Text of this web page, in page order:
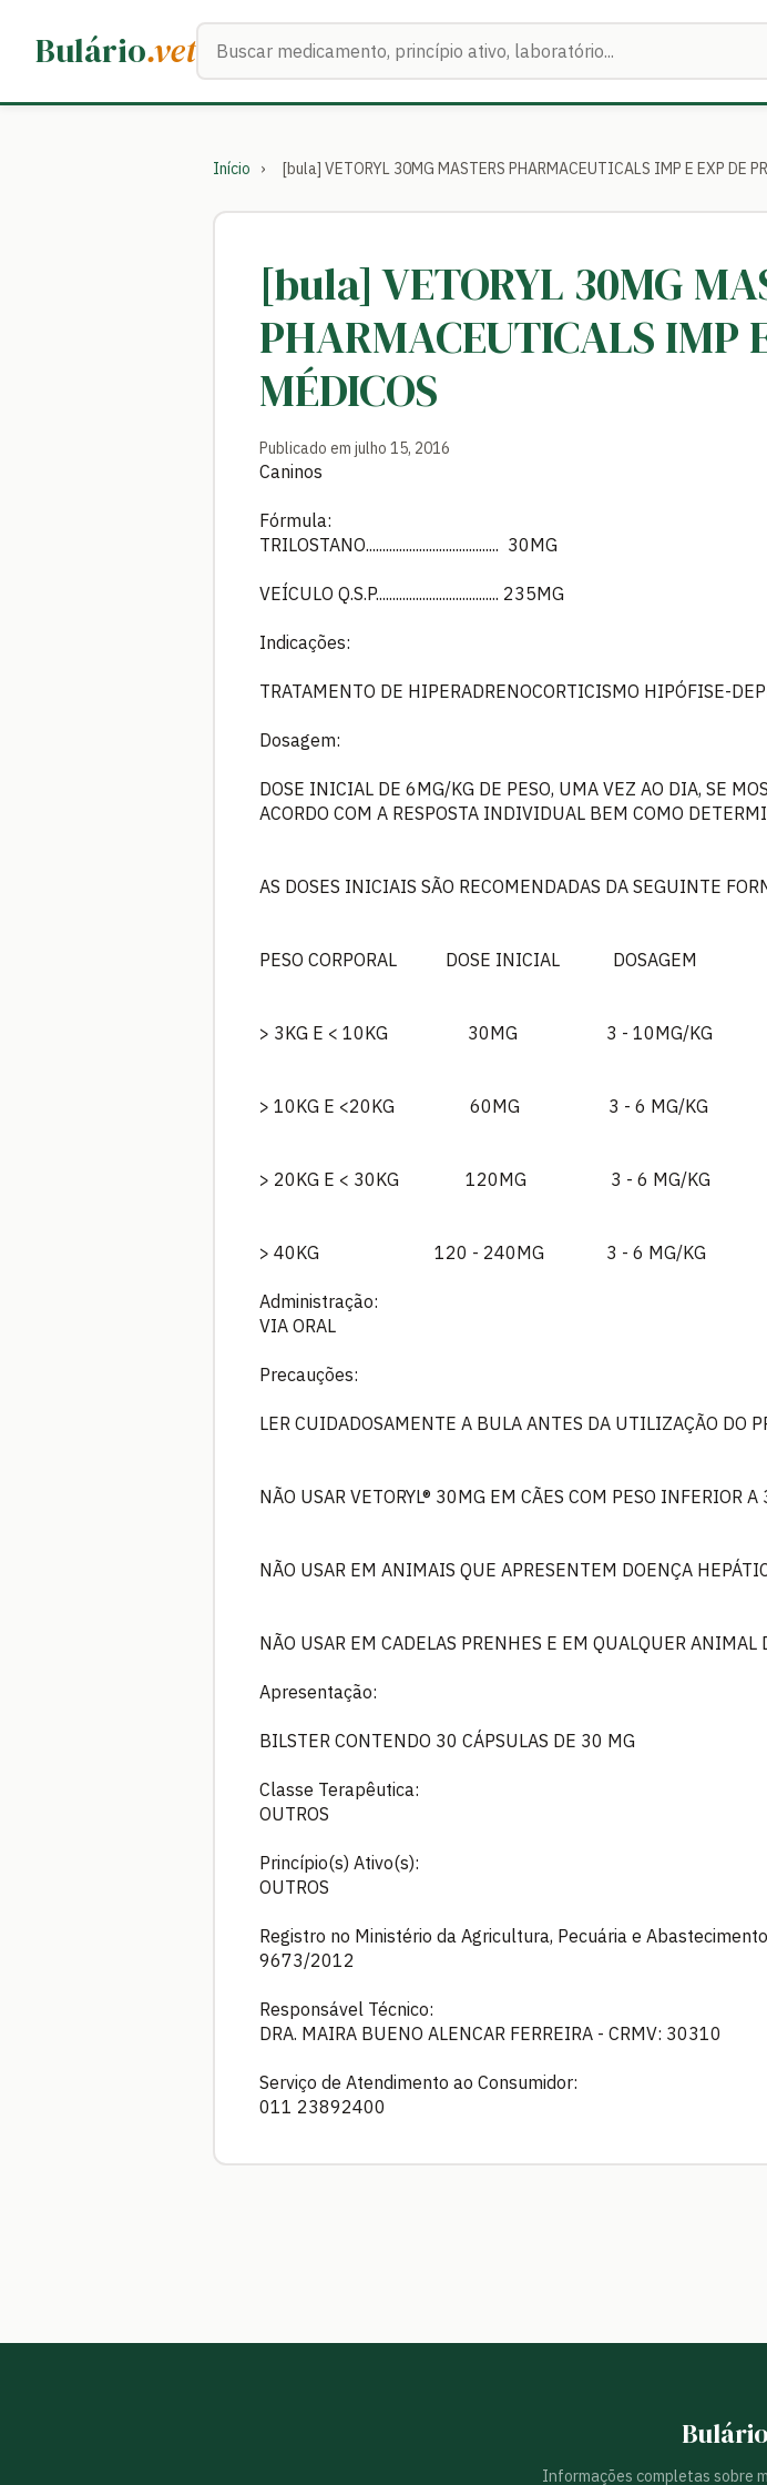
Bulário.vetBuscar medicamentos
Início › [bula] VETORYL 30MG MASTERS PHARMACEUTICALS IMP E EXP DE
[bula] VETORYL 30MG
PHARMACEUTICALS IMP
MÉDICOS
Publicado em julho 15, 2016
Caninos
Fórmula:
TRILOSTANO........................................ 30MG
VEÍCULO Q.S.P..................................... 235MG
Indicações:
TRATAMENTO DE HIPERADRENOCORTICISMO HIPÓFISE-
Dosagem:
DOSE INICIAL DE 6MG/KG DE PESO, UMA VEZ AO DIA, SE
ACORDO COM A RESPOSTA INDIVIDUAL BEM COMO
AS DOSES INICIAIS SÃO RECOMENDADAS DA SEGUINTE
PESO CORPORAL DOSE INICIAL DOSAGEM
> 3KG E < 10KG 30MG 3 - 10MG/KG
> 10KG E <20KG 60MG 3 - 6 MG/KG
> 20KG E < 30KG 120MG 3 - 6 MG/KG
> 40KG 120 - 240MG 3 - 6 MG/KG
Administração:
VIA ORAL
Precauções:
LER CUIDADOSAMENTE A BULA ANTES DA UTILIZAÇÃO DO
NÃO USAR VETORYL® 30MG EM CÃES COM PESO INFERIOR A
NÃO USAR EM ANIMAIS QUE APRESENTEM DOENÇA
NÃO USAR EM CADELAS PRENHES E EM QUALQUER ANIMAL
Apresentação:
BILSTER CONTENDO 30 CÁPSULAS DE 30 MG
Classe Terapêutica:
OUTROS
Princípio(s) Ativo(s):
OUTROS
Registro no Ministério da Agricultura, Pecuária e
9673/2012
Responsável Técnico:
DRA. MAIRA BUENO ALENCAR FERREIRA - CRMV: 30310
Serviço de Atendimento ao Consumidor:
011 23892400
Bulário
Informações completas sobre